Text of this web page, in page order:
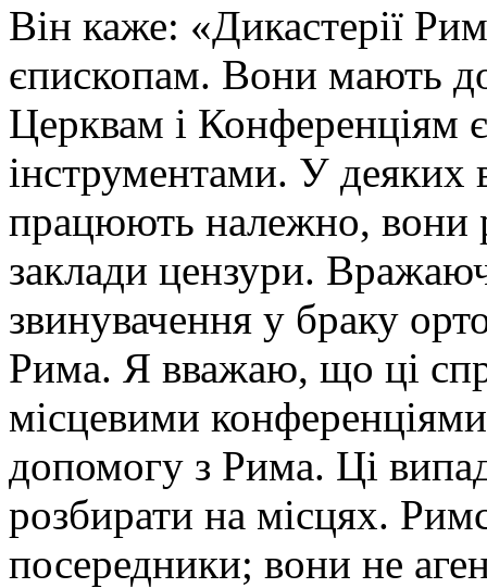
Він каже: «Дикастерії
єпископам. Вони мають
Церквам і Конференціям
інструментами. У деяких
працюють належно, вони
заклади цензури.
звинувачення у браку
Рима. Я вважаю, що ці
місцевими
допомогу з Рима. Ці
розбирати на місцях.
посередники; вони не